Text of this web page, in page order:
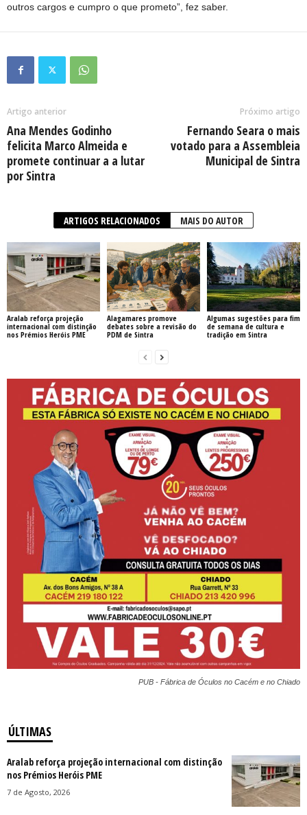
outros cargos e cumpro o que prometo”, fez saber.
Artigo anterior
Ana Mendes Godinho
felicita Marco Almeida e
promete continuar a a lutar
por Sintra
Próximo artigo
Fernando Seara o mais
votado para a Assembleia
Municipal de Sintra
ARTIGOS RELACIONADOS MAIS DO AUTOR
Aralab reforça projeção
internacional com distinção
nos Prémios Heróis PME
Alagamares promove
debates sobre a revisão do
PDM de Sintra
Algumas sugestões para fim
de semana de cultura e
tradição em Sintra
PUB - Fábrica de Óculos no Cacém e no Chiado
ÚLTIMAS
Aralab reforça projeção internacional com distinção
nos Prémios Heróis PME
7 de Agosto, 2026